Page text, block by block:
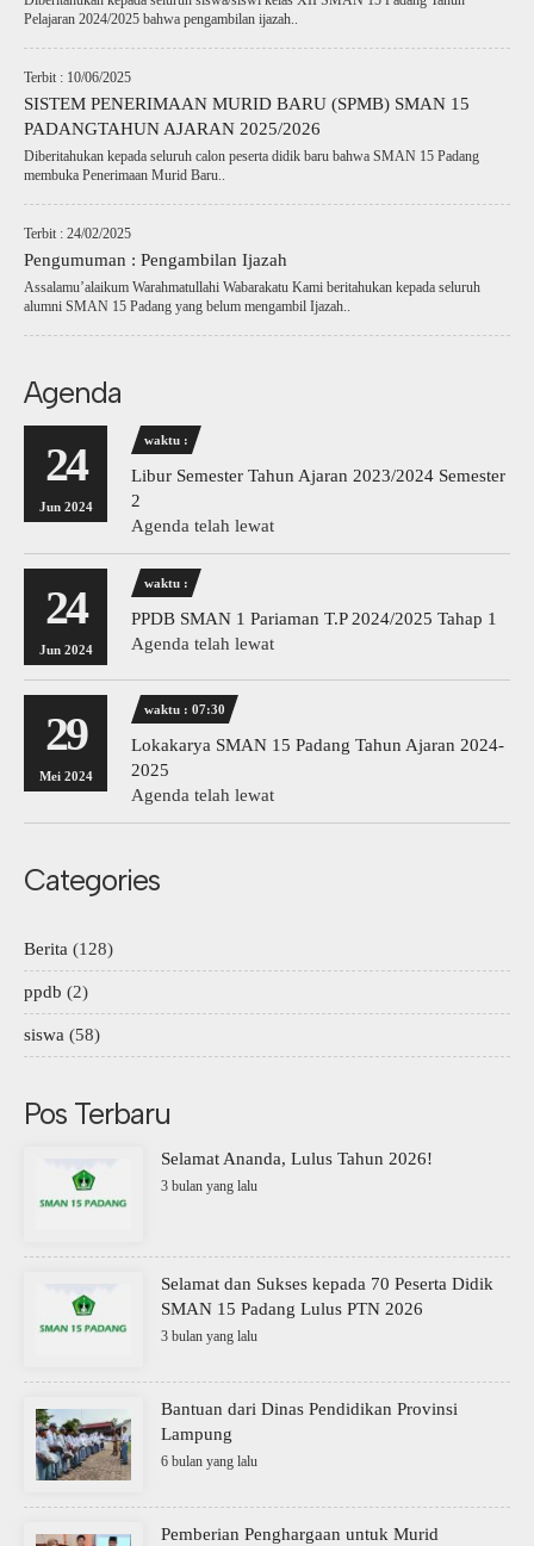
Pelajaran 2024/2025 bahwa pengambilan ijazah..
Terbit : 10/06/2025
SISTEM PENERIMAAN MURID BARU (SPMB) SMAN 15
PADANGTAHUN AJARAN 2025/2026
Diberitahukan kepada seluruh calon peserta didik baru bahwa SMAN 15 Padang
membuka Penerimaan Murid Baru..
Terbit : 24/02/2025
Pengumuman : Pengambilan Ijazah
Assalamu’alaikum Warahmatullahi Wabarakatu Kami beritahukan kepada seluruh
alumni SMAN 15 Padang yang belum mengambil Ijazah..
Agenda
24
Jun 2024
waktu :
Libur Semester Tahun Ajaran 2023/2024 Semester
2
Agenda telah lewat
24
Jun 2024
waktu :
PPDB SMAN 1 Pariaman T.P 2024/2025 Tahap 1
Agenda telah lewat
29
Mei 2024
waktu : 07:30
Lokakarya SMAN 15 Padang Tahun Ajaran 2024-
2025
Agenda telah lewat
Categories
Berita (128)
ppdb (2)
siswa (58)
Pos Terbaru
Selamat Ananda, Lulus Tahun 2026!
3 bulan yang lalu
Selamat dan Sukses kepada 70 Peserta Didik
SMAN 15 Padang Lulus PTN 2026
3 bulan yang lalu
Bantuan dari Dinas Pendidikan Provinsi
Lampung
6 bulan yang lalu
Pemberian Penghargaan untuk Murid